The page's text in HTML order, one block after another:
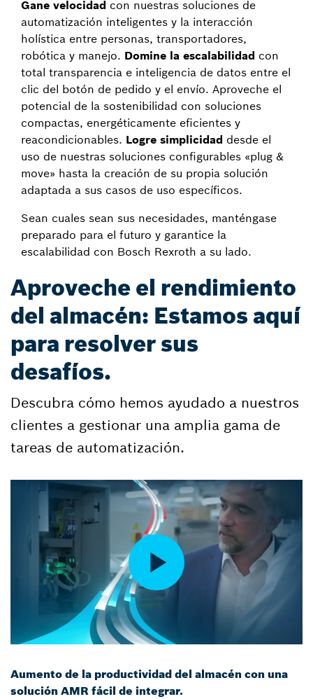
Gane velocidad con nuestras soluciones de
automatización inteligentes y la interacción
holística entre personas, transportadores,
robótica y manejo. Domine la escalabilidad con
total transparencia e inteligencia de datos entre el
clic del botón de pedido y el envío. Aproveche el
potencial de la sostenibilidad con soluciones
compactas, energéticamente eficientes y
reacondicionables. Logre simplicidad desde el
uso de nuestras soluciones configurables «plug &
move» hasta la creación de su propia solución
adaptada a sus casos de uso específicos.
Sean cuales sean sus necesidades, manténgase
preparado para el futuro y garantice la
escalabilidad con Bosch Rexroth a su lado.
Aproveche el rendimiento
del almacén: Estamos aquí
para resolver sus
desafíos.
Descubra cómo hemos ayudado a nuestros
clientes a gestionar una amplia gama de
tareas de automatización.
Aumento de la productividad del almacén con una
solución AMR fácil de integrar.